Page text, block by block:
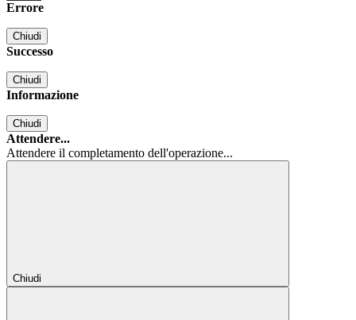
Errore
Chiudi
Successo
Chiudi
Informazione
Chiudi
Attendere...
Attendere il completamento dell'operazione...
Chiudi